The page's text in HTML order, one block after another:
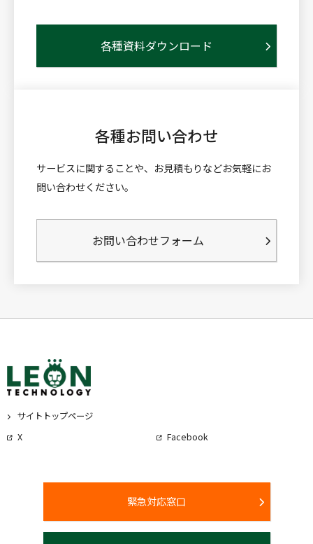
各種資料ダウンロード
各種お問い合わせ
サービスに関することや、お見積もりなどお気軽にお
問い合わせください。
お問い合わせフォーム
サイトトップページ
X
Facebook
緊急対応窓口